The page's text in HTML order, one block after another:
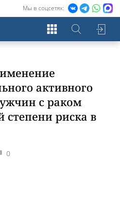
Мы в соцсетях:
активного
с раком
степени риска в
0